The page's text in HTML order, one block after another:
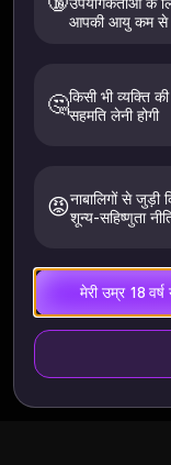
आपकी आयु कम से
🤔किसी भी व्यक्ति
सहमति लेनी होगी
😡नाबालिगों से जुड़ी
शून्य-सहिष्णुता
मेरी उम्र 18